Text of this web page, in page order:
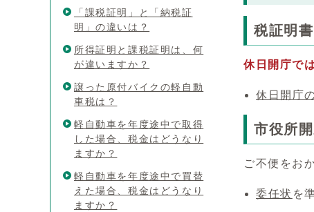
税証明
休日開庁で
休日開庁
市役所
ご不便をお
委任状 を
「課税証明」と「納税証
明」の違いは？
所得証明と課税証明は、何
が違いますか？
譲った原付バイクの軽自動
車税は？
軽自動車を年度途中で取得
した場合、税金はどうなり
ますか？
軽自動車を年度途中で買替
えた場合、税金はどうなり
ますか？